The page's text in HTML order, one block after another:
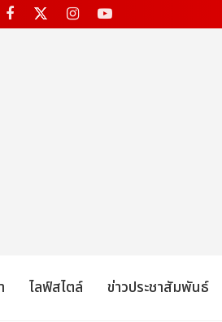
ไลฟ์สไตล์ ข่าวประชาสัมพันธ์